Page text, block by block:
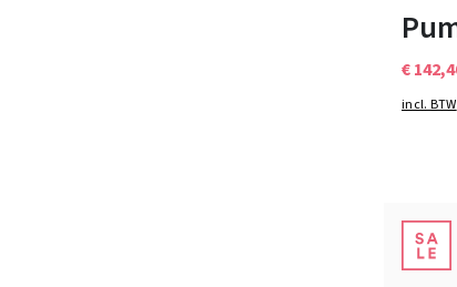
€
incl. BTW